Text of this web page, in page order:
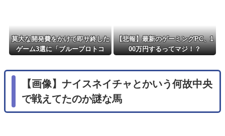
莫大な開発費をかけて即サ終した
ゲーム3選に「ブループロトコ
【悲報】最新のゲーミングPC、1
00万円するってマジ！？
【画像】ナイスネイチャとかいう何故中央
で戦えてたのか謎な馬